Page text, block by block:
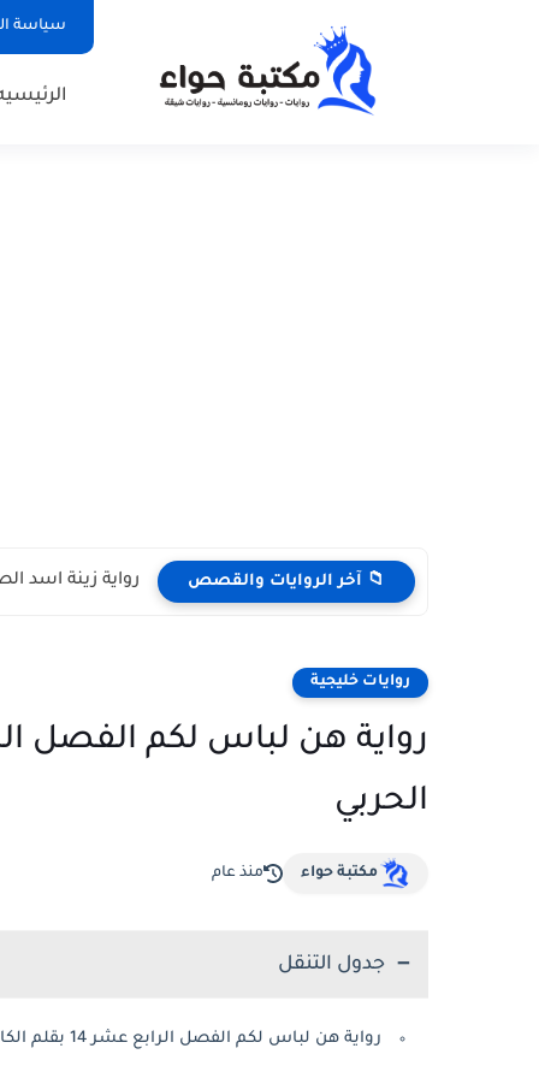
سياسة
📁 آخر الروايات والقصص رواية زينة اسد الصعيد
روايات خليجية
الحربي
مكتبة حواء منذ عام
جدول التنقل
رواية هن لباس لكم الفصل الرابع عشر 14 بقلم الكاتبة مشاعل الحربي